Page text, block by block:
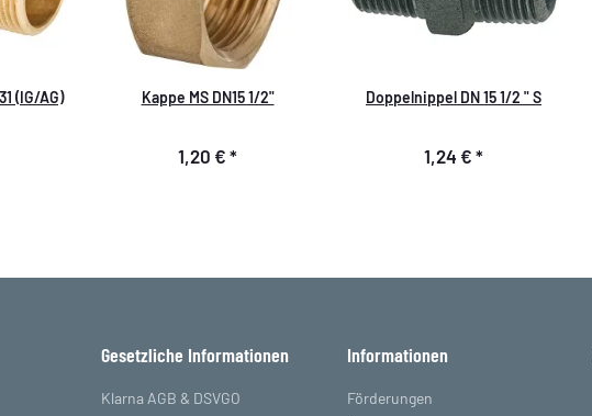
(IG/AG)
Kappe MS DN15 1/2"
1,20 € *
Doppelnippel DN 15 1/2 " S
1,24 € *
Gesetzliche Informationen
Klarna AGB & DSVGO
Informationen
Förderungen